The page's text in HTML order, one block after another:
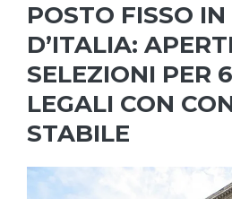
POSTO FISSO
D’ITALIA:
SELEZIONI PER
LEGALI CON
STABILE